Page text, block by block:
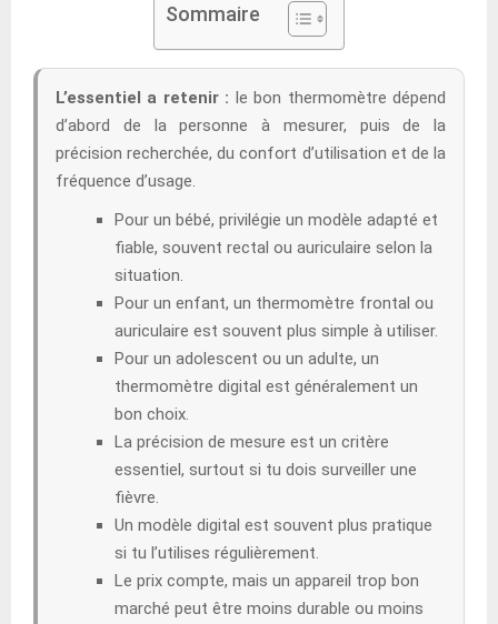
Sommaire
L’essentiel a retenir : le bon thermomètre dépend
d’abord de la personne à mesurer, puis de la
précision recherchée, du confort d’utilisation et de la
fréquence d’usage.
Pour un bébé, privilégie un modèle adapté et
fiable, souvent rectal ou auriculaire selon la
situation.
Pour un enfant, un thermomètre frontal ou
auriculaire est souvent plus simple à utiliser.
Pour un adolescent ou un adulte, un
thermomètre digital est généralement un
bon choix.
La précision de mesure est un critère
essentiel, surtout si tu dois surveiller une
fièvre.
Un modèle digital est souvent plus pratique
si tu l’utilises régulièrement.
Le prix compte, mais un appareil trop bon
marché peut être moins durable ou moins